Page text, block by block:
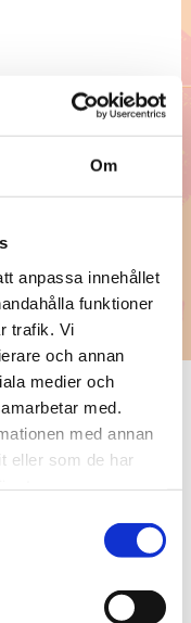
Om
anpassa innehållet
funktioner
trafik. Vi
och annan
medier och
med.
med annan
eller som de har
i
LADDA
NER